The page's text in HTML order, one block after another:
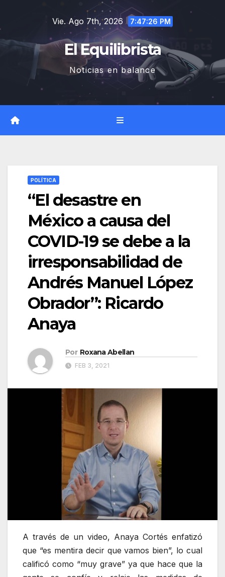
contenido
Vie. Ago 7th, 2026 7:47:27 PM
El Equilibrista
Noticias en balance
POLÍTICA
“El desastre en
México a causa del
COVID-19 se debe a la
irresponsabilidad de
Andrés Manuel López
Obrador”: Ricardo
Anaya
Por Roxana Abellan
FEB 3, 2021
A través de un video, Anaya Cortés enfatizó
que “es mentira decir que vamos bien”, lo cual
calificó como “muy grave” ya que hace que la